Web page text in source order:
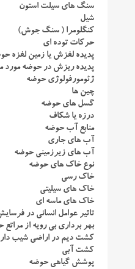
سنگ های سیلت استون
شیل
کنگلومرا ( سنگ جوش)
حرکات توده ای
پدیده لغزش یا زمین لغزه
پدیده ریزش در حوضه مورد
ژئومورفولوژی حوضه
چین ها
گسل های حوضه
درزه یا شکاف
منابع آب حوضه
آب های جاری
آب های زیرزمینی حوضه
نوع خاک های حوضه
خاک رسی
خاک های سیلیتی
خاک های ماسه ای
تاثیر عوامل انسانی در
بهر برداری بی رویه از
کشت دیم در اراضی شیب دار
کشت آبی
پوشش گیاهی حوضه